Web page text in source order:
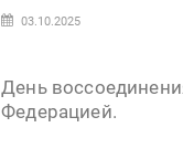
03.10.2025
День
Федерацией.